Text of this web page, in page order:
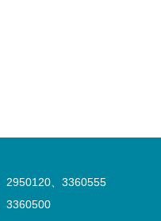
2950120、3360555
3360500